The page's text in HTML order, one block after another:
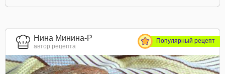
Нина Минина-Р
автор рецепта
Популярный рецепт